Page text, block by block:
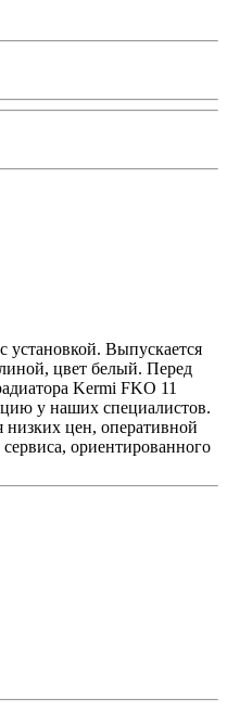
установкой. Выпускается
цвет белый. Перед
Kermi FKO 11
у наших специалистов.
цен, оперативной
ориентированного